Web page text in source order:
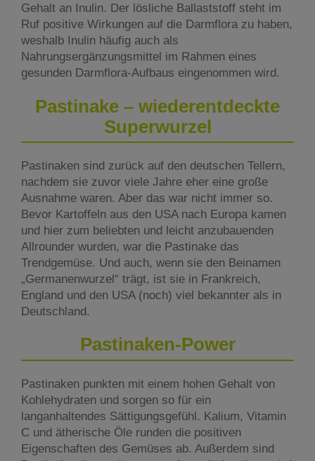
Gehalt an Inulin. Der lösliche Ballaststoff steht im
Ruf positive Wirkungen auf die Darmflora zu haben,
weshalb Inulin häufig auch als
Nahrungsergänzungsmittel im Rahmen eines
gesunden Darmflora-Aufbaus eingenommen wird.
Pastinake – wiederentdeckte
Superwurzel
Pastinaken sind zurück auf den deutschen Tellern,
nachdem sie zuvor viele Jahre eher eine große
Ausnahme waren. Aber das war nicht immer so.
Bevor Kartoffeln aus den USA nach Europa kamen
und hier zum beliebten und leicht anzubauenden
Allrounder wurden, war die Pastinake das
Trendgemüse. Und auch, wenn sie den Beinamen
„Germanenwurzel“ trägt, ist sie in Frankreich,
England und den USA (noch) viel bekannter als in
Deutschland.
Pastinaken-Power
Pastinaken punkten mit einem hohen Gehalt von
Kohlehydraten und sorgen so für ein
langanhaltendes Sättigungsgefühl. Kalium, Vitamin
C und ätherische Öle runden die positiven
Eigenschaften des Gemüses ab. Außerdem sind